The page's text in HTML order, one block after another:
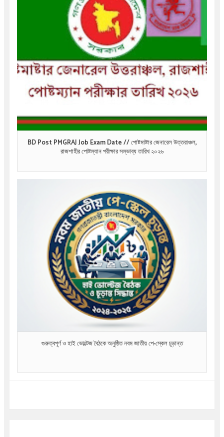
BD Post PMGRAJ Job Exam Date // পোষ্টমাষ্টার জেনারেল উত্তরাঞ্চল,
রাজশাহীর পোষ্টম্যান পরীক্ষার সম্ভাব্য তারিখ ২০২৬
গুরুত্বপূর্ণ ও হাই ভোল্টেজ বৈঠকে অনুষ্ঠিত নবম জাতীয় পে-স্কেল চূড়ান্ত